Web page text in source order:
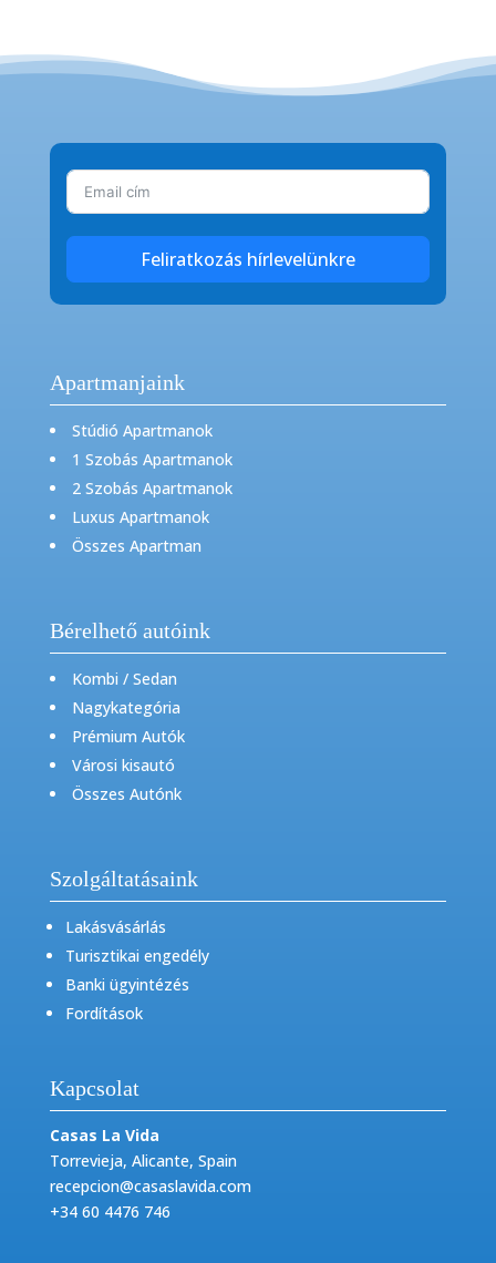
Feliratkozás hírlevelünkre
Apartmanjaink
Stúdió Apartmanok
1 Szobás Apartmanok
2 Szobás Apartmanok
Luxus Apartmanok
Összes Apartman
Bérelhető autóink
Kombi / Sedan
Nagykategória
Prémium Autók
Városi kisautó
Összes Autónk
Szolgáltatásaink
Lakásvásárlás
Turisztikai engedély
Banki ügyintézés
Fordítások
Kapcsolat
Casas La Vida
Torrevieja, Alicante, Spain
recepcion@casaslavida.com
+34 60 4476 746